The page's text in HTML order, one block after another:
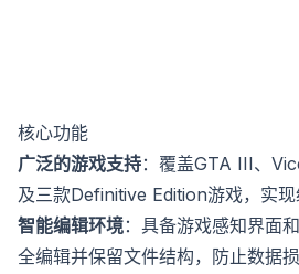
核心功能
广泛的游戏支持：覆盖GTA III、
及三款Definitive Edition游戏，实现
智能编辑环境：具备游戏感知界面
全编辑并保留文件结构，防止数据损